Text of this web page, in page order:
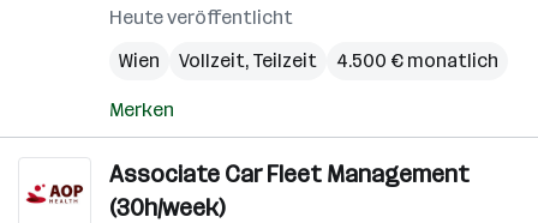
Heute veröffentlicht
Wien
Vollzeit, Teilzeit 4.500 € monatlich
Merken
Associate Car Fleet Management
(30h/week)